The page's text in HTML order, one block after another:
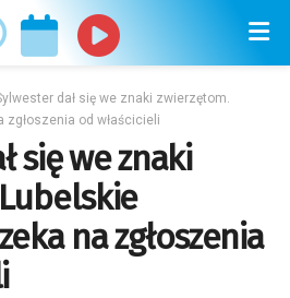
dał się we znaki zwierzętom.
od właścicieli
się we znaki
na zgłoszenia